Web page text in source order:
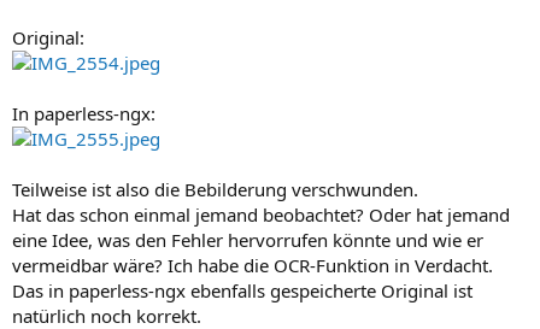
Original:
In paperless-ngx:
Teilweise ist also die Bebilderung verschwunden.
Hat das schon einmal jemand beobachtet? Oder hat jemand
eine Idee, was den Fehler hervorrufen könnte und wie er
vermeidbar wäre? Ich habe die OCR-Funktion in Verdacht.
Das in paperless-ngx ebenfalls gespeicherte Original ist
natürlich noch korrekt.